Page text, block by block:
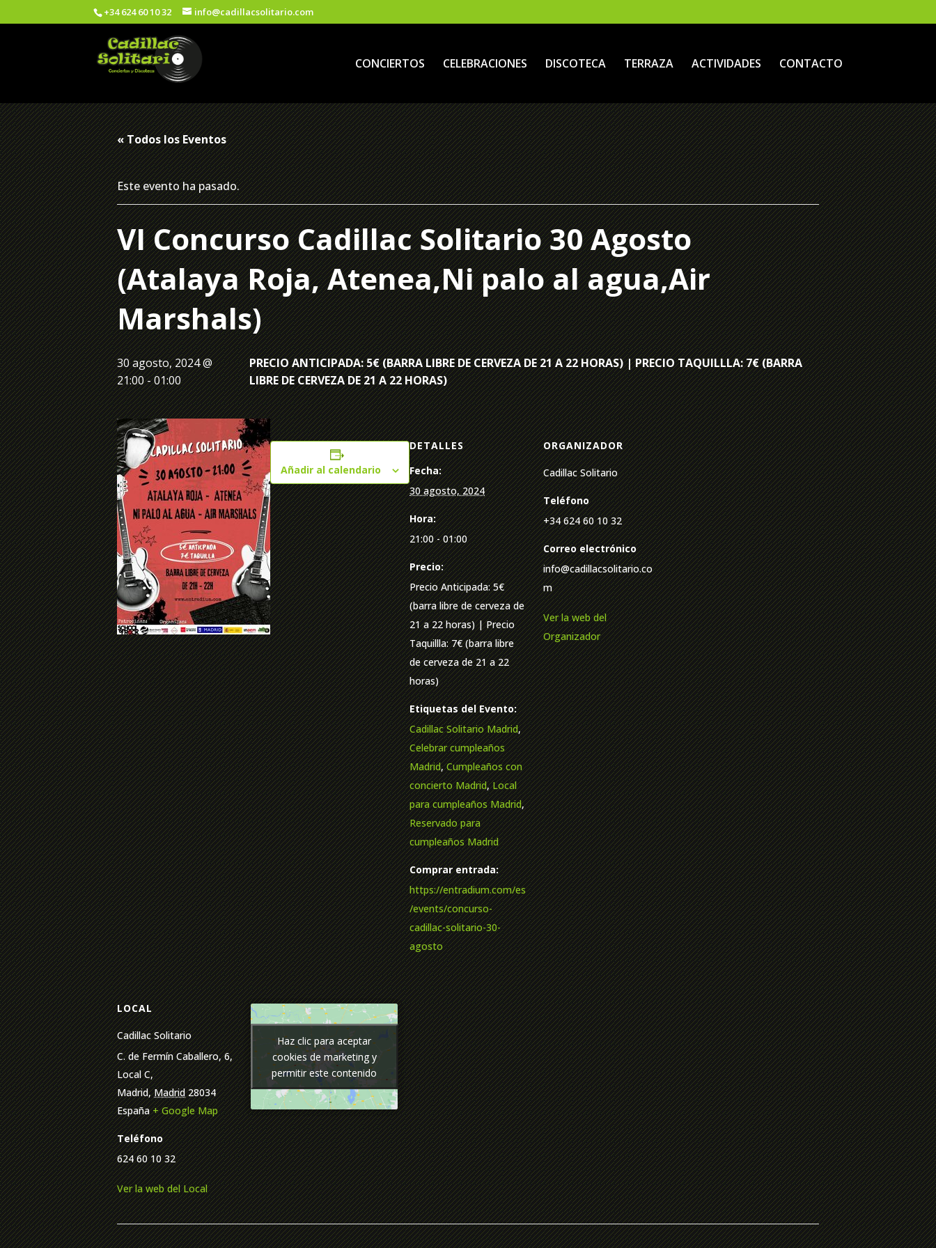
+34 624 60 10 32 info@cadillacsolitario.com
CONCIERTOS CELEBRACIONES DISCOTECA TERRAZA ACTIVIDADES CONTACTO
« Todos los Eventos
Este evento ha pasado.
VI Concurso Cadillac Solitario 30 Agosto
(Atalaya Roja, Atenea,Ni palo al agua,Air
Marshals)
30 agosto, 2024 @
21:00-01:00
PRECIO ANTICIPADA: 5€ (BARRA LIBRE DE CERVEZA DE 21 A 22 HORAS) | PRECIO TAQUILLLA: 7€ (BARRA
LIBRE DE CERVEZA DE 21 A 22 HORAS)
Añadir al calendario
DETALLES
Fecha:
30 agosto, 2024
Hora:
21:00 - 01:00
Precio:
Precio Anticipada: 5€
(barra libre de cerveza de
21 a 22 horas) | Precio
Taquillla: 7€ (barra libre
de cerveza de 21 a 22
horas)
Etiquetas del Evento:
Cadillac Solitario Madrid,
Celebrar cumpleaños
Madrid,Cumpleaños con
concierto Madrid,Local
para cumpleaños Madrid,
Reservado para
cumpleaños Madrid
Comprar entrada:
https://entradium.com/es
/events/concurso-
cadillac-solitario-30-
agosto
ORGANIZADOR
Cadillac Solitario
Teléfono
+34 624 60 10 32
Correo electrónico
info@cadillacsolitario.co
m
Ver la web del
Organizador
LOCAL
Cadillac Solitario
C. de Fermín Caballero, 6,
Local C,
Madrid, Madrid 28034
España + Google Map
Teléfono
624 60 10 32
Ver la web del Local
Haz clic para aceptar
cookies de marketing y
permitir este contenido
Haz clic para aceptar
cookies de marketing y
permitir este contenido